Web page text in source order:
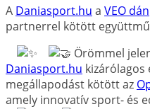
A Daniasport.hu a VEO dán
partnerrel kötött
Örömmel
Daniasport.hu
megállapodást kötött az
amely innovatív sport- és